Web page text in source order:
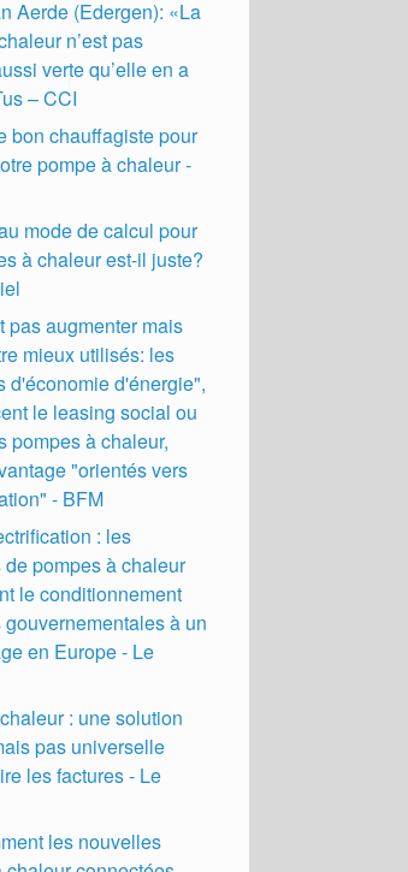
Aerde (Edergen): «La
n’est pas
verte qu’elle en a
– CCI
bon chauffagiste pour
pompe à chaleur -
mode de calcul pour
à chaleur est-il juste?
pas augmenter mais
mieux utilisés: les
d'économie d'énergie",
le leasing social ou
pompes à chaleur,
"orientés vers
- BFM
: les
pompes à chaleur
le conditionnement
à un
en Europe - Le
: une solution
pas universelle
les factures - Le
les nouvelles